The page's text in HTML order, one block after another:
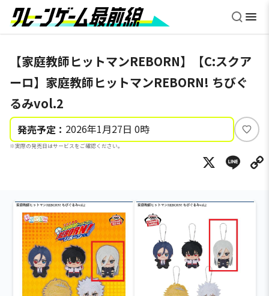
【家庭教師ヒットマンREBORN】【C:スクア
ーロ】家庭教師ヒットマンREBORN! ちびぐ
るみvol.2
発売予定： 2026年1月27日 0時
※実際の発売日はサービスをご確認ください。
い
ね
X